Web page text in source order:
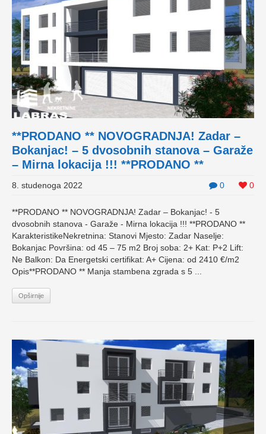
**PRODANO ** NOVOGRADNJA! Zadar –
Bokanjac! – 5 dvosobnih stanova – Garaže
– Mirna lokacija !!! **PRODANO **
0 0
8. studenoga 2022
**PRODANO ** NOVOGRADNJA! Zadar – Bokanjac! - 5
dvosobnih stanova - Garaže - Mirna lokacija !!! **PRODANO **
KarakteristikeNekretnina: Stanovi Mjesto: Zadar Naselje:
Bokanjac Površina: od 45 – 75 m2 Broj soba: 2+ Kat: P+2 Lift:
Ne Balkon: Da Energetski certifikat: A+ Cijena: od 2410 €/m2
Opis**PRODANO ** Manja stambena zgrada s 5 ...
Opširnije